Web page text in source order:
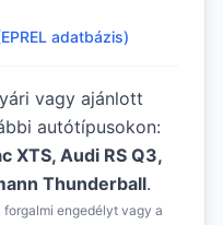
adatbázis)
vagy ajánlott
autótípusokon:
XTS, Audi RS Q3,
Thunderball.
engedélyt vagy a